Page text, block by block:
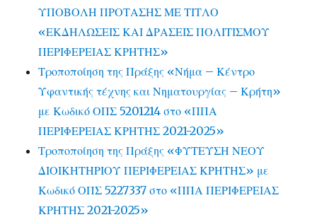
ΥΠΟΒΟΛΗ ΠΡΟΤΑΣΗΣ ΜΕ ΤΙΤΛΟ
«ΕΚΔΗΛΩΣΕΙΣ ΚΑΙ ΔΡΑΣΕΙΣ ΠΟΛΙΤΙΣΜΟΥ
ΠΕΡΙΦΕΡΕΙΑΣ ΚΡΗΤΗΣ»
Τροποποίηση της Πράξης «Νήμα – Κέντρο
Υφαντικής τέχνης και Νηματουργίας – Κρήτη»
με Κωδικό ΟΠΣ 5201214 στο «ΠΠΑ
ΠΕΡΙΦΕΡΕΙΑΣ ΚΡΗΤΗΣ 2021-2025»
Τροποποίηση της Πράξης «ΦΥΤΕΥΣΗ ΝΕΟΥ
ΔΙΟΙΚΗΤΗΡΙΟΥ ΠΕΡΙΦΕΡΕΙΑΣ ΚΡΗΤΗΣ» με
Κωδικό ΟΠΣ 5227337 στο «ΠΠΑ ΠΕΡΙΦΕΡΕΙΑΣ
ΚΡΗΤΗΣ 2021-2025»